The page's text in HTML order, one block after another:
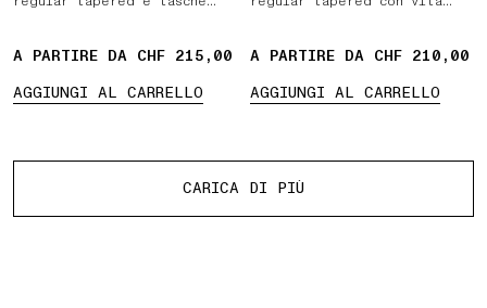
A PARTIRE DA CHF 215,00
AGGIUNGI AL CARRELLO
A PARTIRE DA CHF 210,00
AGGIUNGI AL CARRELLO
CARICA DI PIÙ